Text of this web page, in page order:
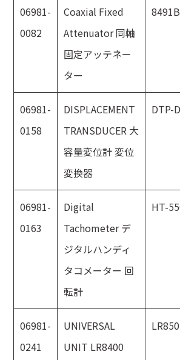
06981-
0082
Coaxial Fixed
Attenuator 同軸
固定アッテネー
ター
8491B
06981-
0158
DISPLACEMENT
TRANSDUCER 大
容量変位計 変位
変換器
DTP-
06981-
0163
Digital
Tachometer デ
ジタルハンディ
タコメーター 回
転計
HT-
06981-
0241
UNIVERSAL
UNIT LR8400